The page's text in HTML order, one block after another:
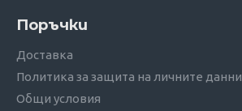
Поръчки
Доставка
Политика за защита на личните данни
Общи условия